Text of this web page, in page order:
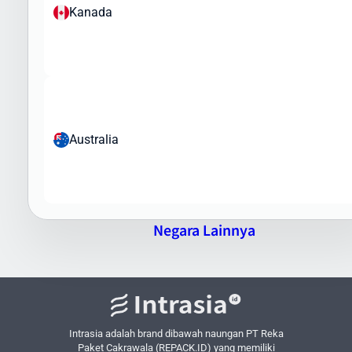
Tim Intrasia.id akan membantu Anda memahami regulasi
Island via Intrasia.id
internasional terkemuka
- Dari express hingga ekonomis
Tarif Kompetitif- Harga terbaik untuk setiap jenis layanan
Pelacakan Real-time- Pantau status paket Anda setiap saat
Asuransi Pengiriman- Perlindungan tambahan untuk barang
berharga
Kanada
Australia
Negara Lainnya
Intrasia adalah brand dibawah naungan PT Reka
Paket Cakrawala (REPACK.ID) yang memiliki